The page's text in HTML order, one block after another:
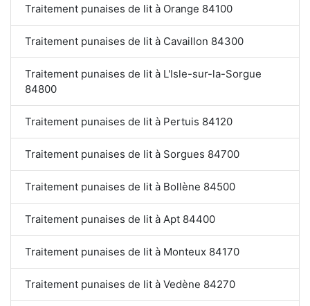
Traitement punaises de lit à Orange 84100
Traitement punaises de lit à Cavaillon 84300
Traitement punaises de lit à L'Isle-sur-la-Sorgue
84800
Traitement punaises de lit à Pertuis 84120
Traitement punaises de lit à Sorgues 84700
Traitement punaises de lit à Bollène 84500
Traitement punaises de lit à Apt 84400
Traitement punaises de lit à Monteux 84170
Traitement punaises de lit à Vedène 84270